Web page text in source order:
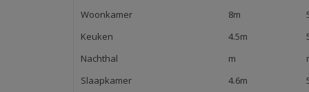
Woonkamer
8m
Keuken
4.5m
Nachthal
m
Slaapkamer
4.6m